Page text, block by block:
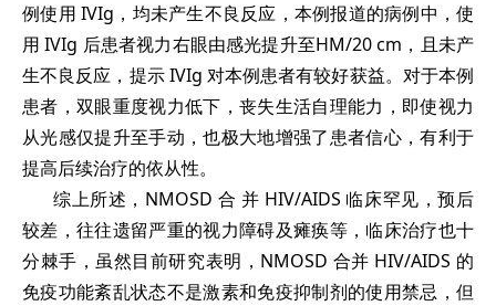
例使用 IVIg，均未产生不良反应，本例报道的病例中，使
用 IVIg 后患者视力右眼由感光提升至HM/20 cm，且未产
生不良反应，提示 IVIg 对本例患者有较好获益。对于本例
患者，双眼重度视力低下，丧失生活自理能力，即使视力
从光感仅提升至手动，也极大地增强了患者信心，有利于
提高后续治疗的依从性。
综上所述，NMOSD 合 并 HIV/AIDS 临床罕见，预后
较差，往往遗留严重的视力障碍及瘫痪等，临床治疗也十
分棘手，虽然目前研究表明，NMOSD 合并 HIV/AIDS 的
免疫功能紊乱状态不是激素和免疫抑制剂的使用禁忌，但